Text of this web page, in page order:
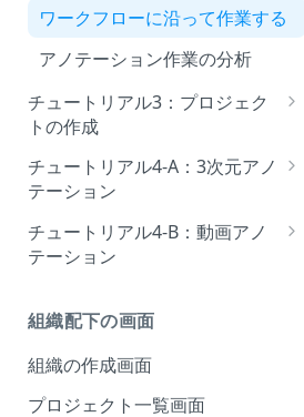
ワークフローに沿って作業する
アノテーション作業の分析
チュートリアル3：プロジェク
トの作成
プロジェクトの準備
アノテーション作業
補足
チュートリアル4-A：3次元アノ
テーション
3次元プロジェクトの作成
事前に付与されたアノテーショ
3次元アノテーションの編集
3次元アノテーションの属性の編
集
チュートリアル4-B：動画アノ
テーション
事前に付与されたアノテーショ
ンの確認
動画アノテーションの編集
組織配下の画面
組織の作成画面
プロジェクト一覧画面